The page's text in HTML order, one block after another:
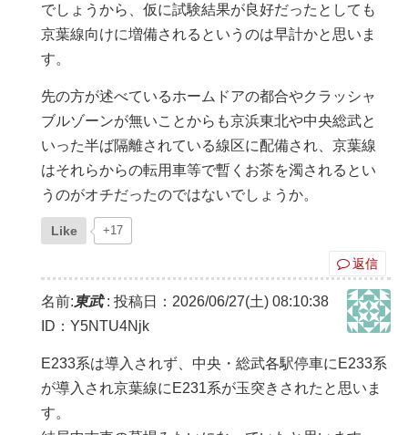
でしょうから、仮に試験結果が良好だったとしても
京葉線向けに増備されるというのは早計かと思いま
す。
先の方が述べているホームドアの都合やクラッシャ
ブルゾーンが無いことからも京浜東北や中央総武と
いった半ば隔離されている線区に配備され、京葉線
はそれらからの転用車等で暫くお茶を濁されるとい
うのがオチだったのではないでしょうか。
Like +17
返信
名前:東武: 投稿日：2026/06/27(土) 08:10:38
ID：Y5NTU4Njk
E233系は導入されず、中央・総武各駅停車にE233系
が導入され京葉線にE231系が玉突きされたと思いま
す。